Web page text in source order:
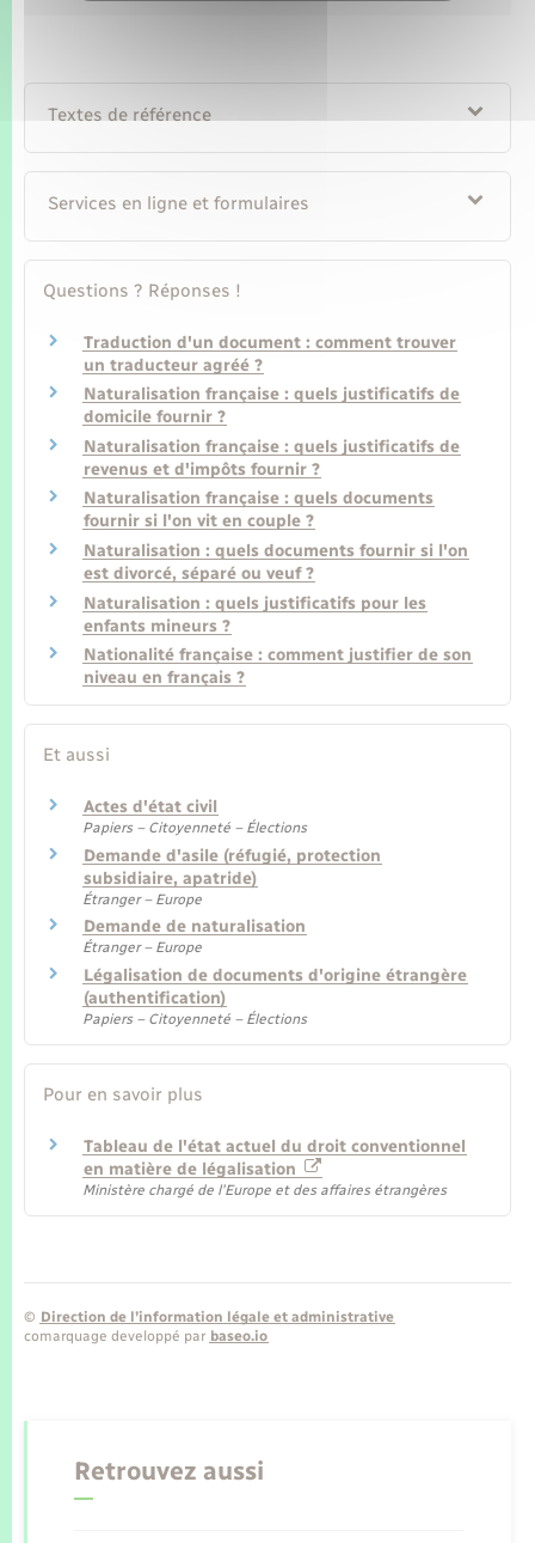
Textes de référence
Services en ligne et formulaires
Questions ? Réponses !
Traduction d'un document : comment trouver
un traducteur agréé ?
Naturalisation française : quels justificatifs de
domicile fournir ?
Naturalisation française : quels justificatifs de
revenus et d'impôts fournir ?
Naturalisation française : quels documents
fournir si l'on vit en couple ?
Naturalisation : quels documents fournir si l'on
est divorcé, séparé ou veuf ?
Naturalisation : quels justificatifs pour les
enfants mineurs ?
Nationalité française : comment justifier de son
niveau en français ?
Et aussi
Actes d'état civil
Papiers – Citoyenneté – Élections
Demande d'asile (réfugié, protection
subsidiaire, apatride)
Étranger – Europe
Demande de naturalisation
Étranger – Europe
Légalisation de documents d'origine étrangère
(authentification)
Papiers – Citoyenneté – Élections
Pour en savoir plus
Tableau de l'état actuel du droit conventionnel
en matière de légalisation
Ministère chargé de l'Europe et des affaires étrangères
© Direction de l’information légale et administrative
comarquage developpé par baseo.io
Retrouvez aussi